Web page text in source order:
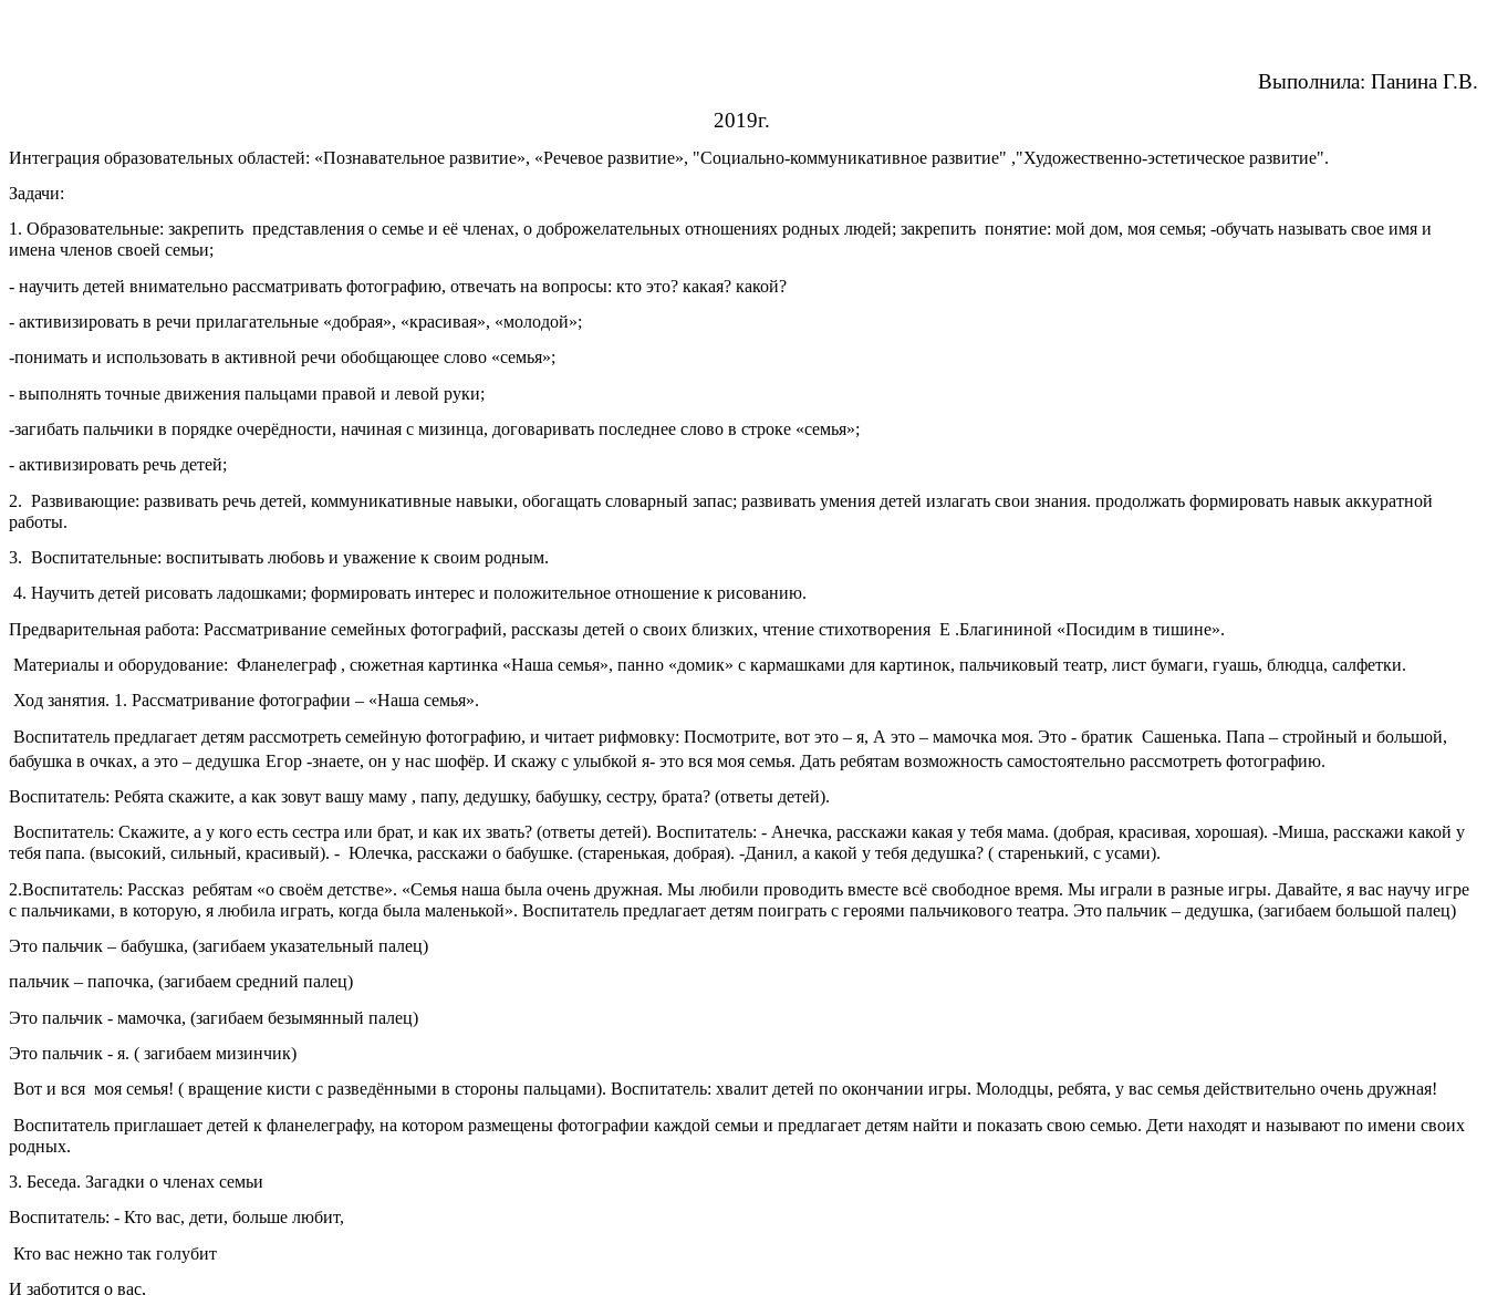
Выполнила: Панина Г.В.
2019г.
Интеграция образовательных областей: «Познавательное развитие», «Речевое развитие», "Социально-коммуникативное развитие" ,"Художественно-эстетическое развитие".
Задачи:
1. Образовательные: закрепить представления о семье и её членах, о доброжелательных отношениях родных людей; закрепить понятие: мой дом, моя семья; -обучать называть свое имя и
имена членов своей семьи;
- научить детей внимательно рассматривать фотографию, отвечать на вопросы: кто это? какая? какой?
- активизировать в речи прилагательные «добрая», «красивая», «молодой»;
-понимать и использовать в активной речи обобщающее слово «семья»;
- выполнять точные движения пальцами правой и левой руки;
-загибать пальчики в порядке очерёдности, начиная с мизинца, договаривать последнее слово в строке «семья»;
- активизировать речь детей;
2. Развивающие: развивать речь детей, коммуникативные навыки, обогащать словарный запас; развивать умения детей излагать свои знания. продолжать формировать навык аккуратной
работы.
3. Воспитательные: воспитывать любовь и уважение к своим родным.
4. Научить детей рисовать ладошками; формировать интерес и положительное отношение к рисованию.
Предварительная работа: Рассматривание семейных фотографий, рассказы детей о своих близких, чтение стихотворения Е .Благининой «Посидим в тишине».
Материалы и оборудование: Фланелеграф , сюжетная картинка «Наша семья», панно «домик» с кармашками для картинок, пальчиковый театр, лист бумаги, гуашь, блюдца, салфетки.
Ход занятия. 1. Рассматривание фотографии – «Наша семья».
Воспитатель предлагает детям рассмотреть семейную фотографию, и читает рифмовку: Посмотрите, вот это – я, А это – мамочка моя. Это - братик Сашенька. Папа – стройный и большой,
бабушка в очках, а это – дедушка Егор -знаете, он у нас шофёр. И скажу с улыбкой я- это вся моя семья. Дать ребятам возможность самостоятельно рассмотреть фотографию.
Воспитатель: Ребята скажите, а как зовут вашу маму , папу, дедушку, бабушку, сестру, брата? (ответы детей).
Воспитатель: Скажите, а у кого есть сестра или брат, и как их звать? (ответы детей). Воспитатель: - Анечка, расскажи какая у тебя мама. (добрая, красивая, хорошая). -Миша, расскажи какой у
тебя папа. (высокий, сильный, красивый). - Юлечка, расскажи о бабушке. (старенькая, добрая). -Данил, а какой у тебя дедушка? ( старенький, с усами).
2.Воспитатель: Рассказ ребятам «о своём детстве». «Семья наша была очень дружная. Мы любили проводить вместе всё свободное время. Мы играли в разные игры. Давайте, я вас научу игре
с пальчиками, в которую, я любила играть, когда была маленькой». Воспитатель предлагает детям поиграть с героями пальчикового театра. Это пальчик – дедушка, (загибаем большой палец)
Это пальчик – бабушка, (загибаем указательный палец)
пальчик – папочка, (загибаем средний палец)
Это пальчик - мамочка, (загибаем безымянный палец)
Это пальчик - я. ( загибаем мизинчик)
Вот и вся моя семья! ( вращение кисти с разведёнными в стороны пальцами). Воспитатель: хвалит детей по окончании игры. Молодцы, ребята, у вас семья действительно очень дружная!
Воспитатель приглашает детей к фланелеграфу, на котором размещены фотографии каждой семьи и предлагает детям найти и показать свою семью. Дети находят и называют по имени своих
родных.
3. Беседа. Загадки о членах семьи
Воспитатель: - Кто вас, дети, больше любит,
Кто вас нежно так голубит
И заботится о вас,